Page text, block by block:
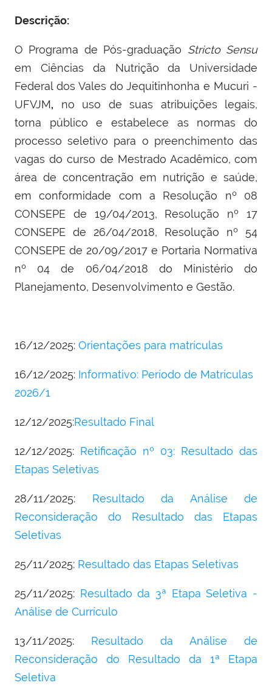
Descrição:
O Programa de Pós-graduação Stricto Sensu
em Ciências da Nutrição
da Universidade
Federal dos Vales do Jequitinhonha e Mucuri -
UFVJM, no uso de suas atribuições legais,
torna público e estabelece as normas do
processo seletivo para o preenchimento das
vagas do curso de Mestrado Acadêmico, com
área de concentração em nutrição e saúde,
em conformidade com a Resolução nº 08
CONSEPE de 19/04/2013, Resolução nº 17
CONSEPE de 26/04/2018, Resolução nº 54
CONSEPE de 20/09/2017 e Portaria Normativa
nº 04 de 06/04/2018 do Ministério do
Planejamento, Desenvolvimento e Gestão.
16/12/2025: Orientações para matrículas
16/12/2025: Informativo: Período de Matrículas
2026/1
12/12/2025:Resultado Final
12/12/2025: Retificação nº 03: Resultado das
Etapas Seletivas
28/11/2025: Resultado da Análise de
Reconsideração do Resultado das Etapas
Seletivas
25/11/2025: Resultado das Etapas Seletivas
25/11/2025: Resultado da 3ª Etapa Seletiva -
Análise de Currículo
13/11/2025: Resultado da Análise de
Reconsideração do Resultado da 1ª Etapa
Seletiva